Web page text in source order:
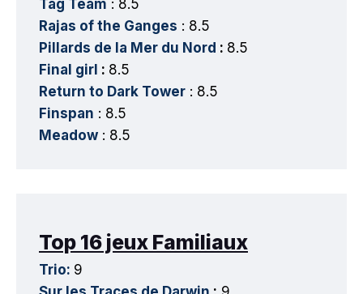
Tag Team : 8.5
Rajas of the Ganges : 8.5
Pillards de la Mer du Nord : 8.5
Final girl : 8.5
Return to Dark Tower : 8.5
Finspan : 8.5
Meadow : 8.5
Top 16 jeux Familiaux
Trio: 9